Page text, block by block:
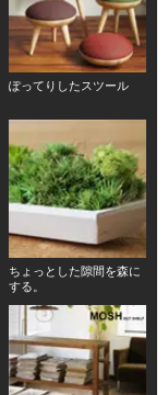
ぽってりしたスツール
ちょっとした隙間を森に
する。